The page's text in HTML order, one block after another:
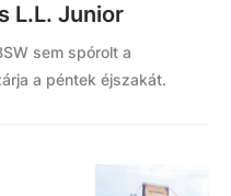
L.L. Junior
sem spórolt a
a péntek éjszakát.